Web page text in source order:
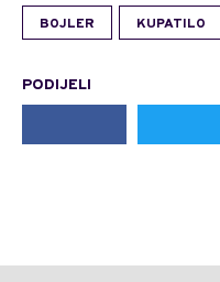
BOJLER KUPATILO
PODIJELI